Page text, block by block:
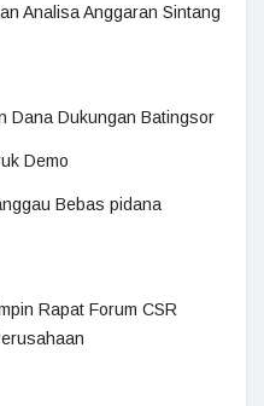
Analisa Anggaran Sintang
Dana Dukungan Batingsor
Demo
Bebas pidana
Rapat Forum CSR